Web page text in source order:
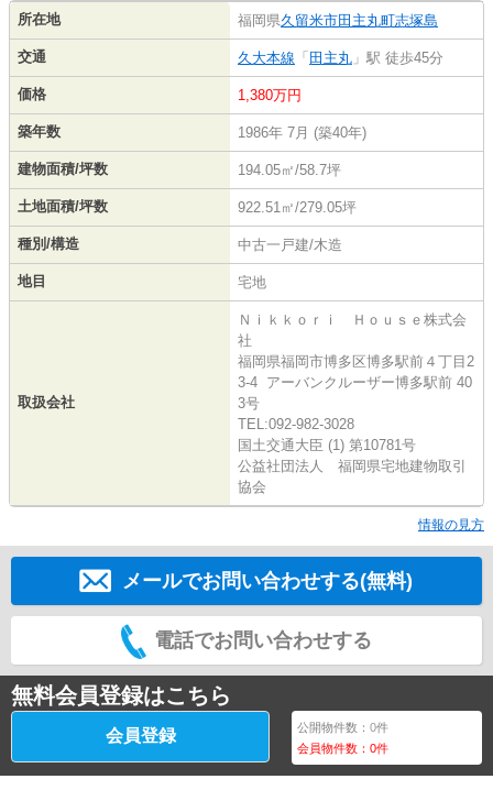
所在地 福岡県久留米市田主丸町志塚島
交通 久大本線 「 田主丸 」駅 徒歩45分
価格 1,380万円
築年数 1986年 7月 (築40年)
建物面積/坪数 194.05㎡/58.7坪
土地面積/坪数 922.51㎡/279.05坪
種別/構造 中古一戸建/木造
地目 宅地
取扱会社
Ｎｉｋｋｏｒｉ Ｈｏｕｓｅ株式会
社
福岡県福岡市博多区博多駅前４丁目2
3-4 アーバンクルーザー博多駅前 40
3号
TEL:092-982-3028
国土交通大臣 (1) 第10781号
公益社団法人 福岡県宅地建物取引
協会
情報の見方
メールでお問い合わせする(無料)
電話でお問い合わせする
無料会員登録はこちら
会員登録 公開物件数：0件
会員物件数：0件